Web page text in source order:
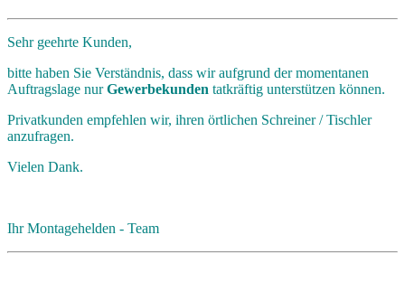
Sehr geehrte Kunden,
bitte haben Sie Verständnis, dass wir aufgrund der momentanen
Auftragslage nurGewerbekunden tatkräftig unterstützen können.
Privatkunden empfehlen wir, ihren örtlichen Schreiner / Tischler
anzufragen.
Vielen Dank.
Ihr Montagehelden - Team